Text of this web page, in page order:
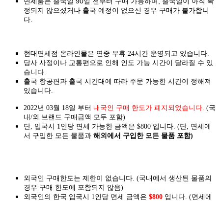
정되지 않으셨거나 출국 예정이 없으신 경우 구매가 불가합니
다.
현대면세점 온라인몰은 연중 무휴 24시간 운영되고 있습니다.
당사 사정이나 교통편으로 인해 인도 가능 시간이 달라질 수 있
습니다.
출국 항공편과 출국 시간대에 따라 주문 가능한 시간이 정해져
있습니다.
2022년 03월 18일 부터 내국인 구매 한도가 폐지되었습니다. (국
내/외 브랜드 구매금액 모두 포함)
단, 입국시 1인당 면세 가능한 금액은 $800 입니다. (단, 면세에
서 구입한 모든 물품과 해외에서 구입한 모든 물품 포함)
외국인 구매한도는 제한이 없습니다. (국내에서 생산된 물품의
경우 구매 한도에 포함되지 않음)
외국인의 한국 입국시 1인당 면세 금액은 $800 입니다. (면세에